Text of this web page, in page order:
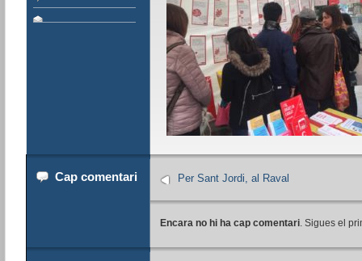
Cap comentari Per Sant Jordi, al Raval
Encara no hi ha cap comentari. Sigues el